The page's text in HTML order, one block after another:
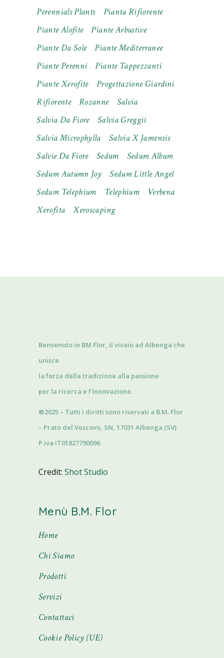
Perennials Plants
Pianta Rifiorente
Piante Alofite
Piante Arbustive
Piante Da Sole
Piante Mediterranee
Piante Perenni
Piante Tappezzanti
Piante Xerofite
Progettazione Giardini
Rifiorente
Rozanne
Salvia
Salvia Da Fiore
Salvia Greggii
Salvia Microphylla
Salvia X Jamensis
Salvie Da Fiore
Sedum
Sedum Album
Sedum Autumn Joy
Sedum Little Angel
Sedum Telephium
Telephium
Verbena
Xerofita
Xeroscaping
Benvenuto in BM Flor, il vivaio ad Albenga che
unisce
la forza della tradizione alla passione
per la ricerca e l’innovazione.
®2025 – Tutti i diritti sono riservati a B.M. Flor
– Prato del Vescovo, SN, 17031 Albenga (SV)
P.iva IT01827790096
Credit:Shot Studio
Menù B.M. Flor
Home
Chi Siamo
Prodotti
Servizi
Contattaci
Cookie Policy (UE)